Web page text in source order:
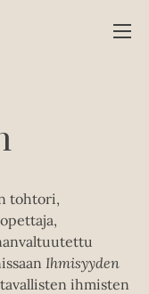
tohtori,
Ihmisyyden
ihmisten